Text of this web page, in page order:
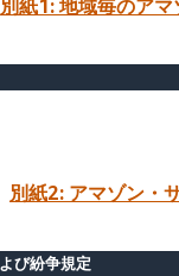
別紙1: 地域毎のア
別紙2: アマゾン・
び紛争規定